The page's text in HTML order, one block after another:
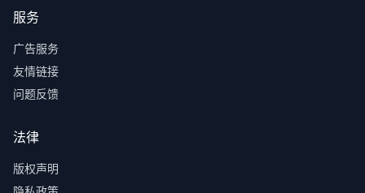
服务
广告服务
友情链接
问题反馈
法律
版权声明